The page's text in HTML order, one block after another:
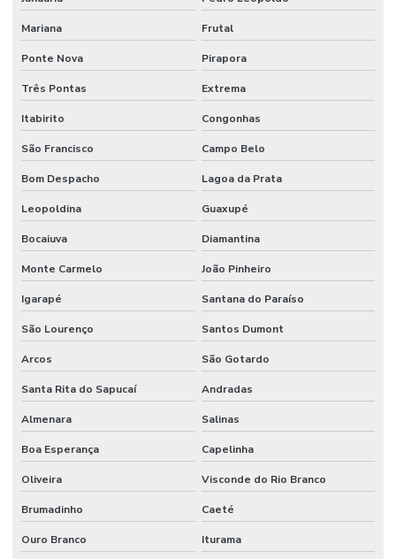
Mariana Frutal
Ponte Nova Pirapora
Três Pontas Extrema
Itabirito Congonhas
São Francisco Campo Belo
Bom Despacho Lagoa da Prata
Leopoldina Guaxupé
Bocaiuva Diamantina
Monte Carmelo João Pinheiro
Igarapé Santana do Paraíso
São Lourenço Santos Dumont
Arcos São Gotardo
Santa Rita do Sapucaí Andradas
Almenara Salinas
Boa Esperança Capelinha
Oliveira Visconde do Rio Branco
Brumadinho Caeté
Ouro Branco Iturama